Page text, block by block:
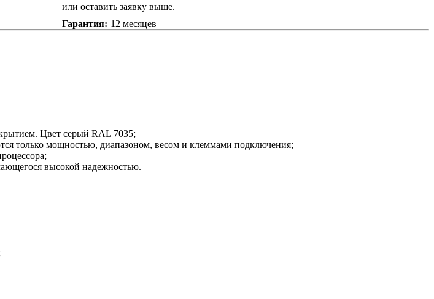
или оставить заявку выше.
Гарантия: 12 месяцев
Цвет серый RAL 7035;
только мощностью, диапазоном, весом и клеммами подключения;
высокой надежностью.